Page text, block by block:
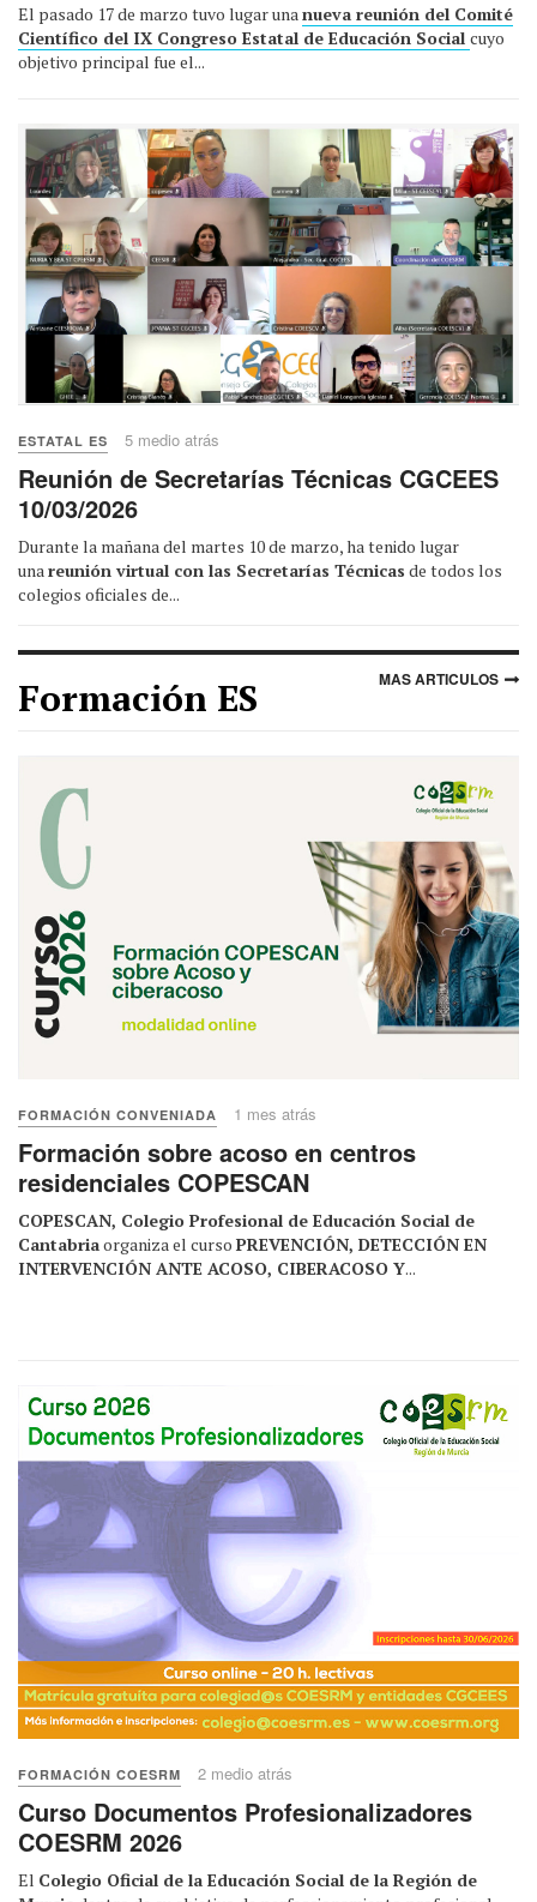
El pasado 17 de marzo tuvo lugar una nueva reunión del Comité
Científico del IX Congreso Estatal de Educación Social cuyo
objetivo principal fue el...
ESTATAL ES 5 medio atrás
Reunión de Secretarías Técnicas CGCEES
10/03/2026
Durante la mañana del martes 10 de marzo, ha tenido lugar
una reunión virtual con las Secretarías Técnicas de todos los
colegios oficiales de...
Formación ES MAS ARTICULOS
FORMACIÓN CONVENIADA 1 mes atrás
Formación sobre acoso en centros
residenciales COPESCAN
COPESCAN, Colegio Profesional de Educación Social de
Cantabriaorganiza el curso PREVENCIÓN, DETECCIÓN EN
INTERVENCIÓN ANTE ACOSO, CIBERACOSO Y...
FORMACIÓN COESRM 2 medio atrás
Curso Documentos Profesionalizadores
COESRM 2026
El Colegio Oficial de la Educación Social de la Región de